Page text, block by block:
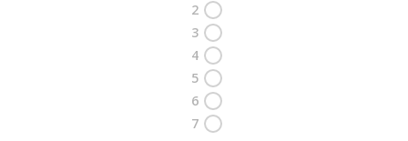
2
3
4
5
6
7